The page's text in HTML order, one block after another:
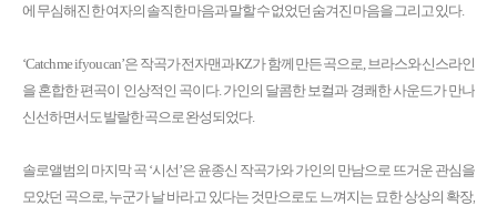
에 무심해진 한 여자의 솔직한 마음과 말할 수 없었던 숨겨진 마음을 그리고 있다.
‘Catch me if you can’은 작곡가 전자맨과 KZ가 함께 만든 곡으로, 브라스와 신스라인
을 혼합한 편곡이 인상적인 곡이다. 가인의 달콤한 보컬과 경쾌한 사운드가 만나
신선하면서도 발랄한 곡으로 완성되었다.
솔로앨범의 마지막 곡 ‘시선’은 윤종신 작곡가와 가인의 만남으로 뜨거운 관심을
모았던 곡으로, 누군가 날 바라고 있다는 것만으로도 느껴지는 묘한 상상의 확장,